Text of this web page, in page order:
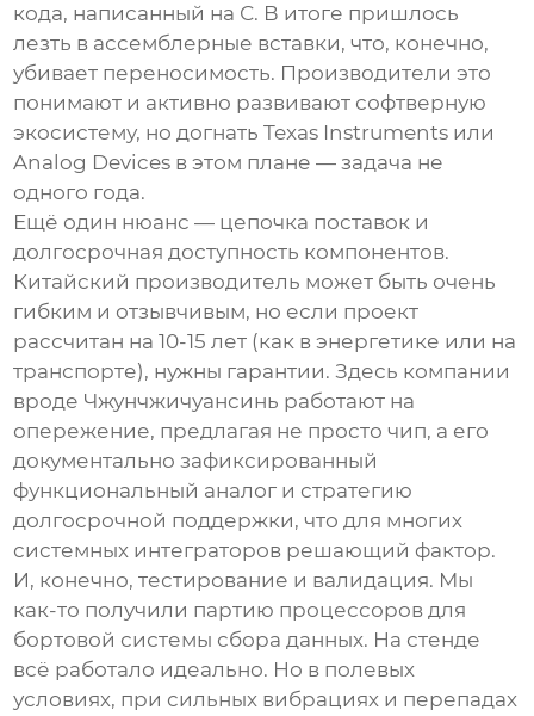
кода, написанный на С. В итоге пришлось
лезть в ассемблерные вставки, что, конечно,
убивает переносимость. Производители это
понимают и активно развивают софтверную
экосистему, но догнать Texas Instruments или
Analog Devices в этом плане — задача не
одного года.
Ещё один нюанс — цепочка поставок и
долгосрочная доступность компонентов.
Китайский производитель может быть очень
гибким и отзывчивым, но если проект
рассчитан на 10-15 лет (как в энергетике или на
транспорте), нужны гарантии. Здесь компании
вроде Чжунчжичуансинь работают на
опережение, предлагая не просто чип, а его
документально зафиксированный
функциональный аналог и стратегию
долгосрочной поддержки, что для многих
системных интеграторов решающий фактор.
И, конечно, тестирование и валидация. Мы
как-то получили партию процессоров для
бортовой системы сбора данных. На стенде
всё работало идеально. Но в полевых
условиях, при сильных вибрациях и перепадах